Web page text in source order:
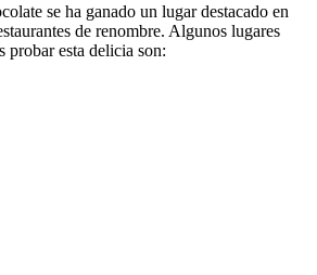
se ha ganado un lugar destacado en
de renombre. Algunos lugares
probar esta delicia son: